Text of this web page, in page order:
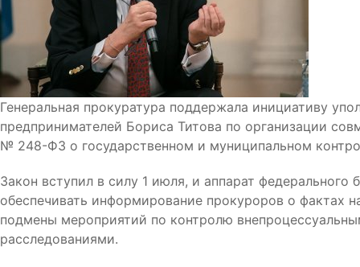
Генеральная прокуратура поддержала инициативу
предпринимателей Бориса Титова по организации
№ 248-ФЗ о государственном и муниципальном
Закон вступил в силу 1 июля, и аппарат
обеспечивать информирование прокуроров о фактах
подмены мероприятий по контролю
расследованиями.